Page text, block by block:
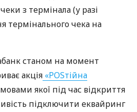
з термінала (у разі
термінального чека на
станом на момент
акція «POSтійна
якої під час відкриття
підключити еквайринг